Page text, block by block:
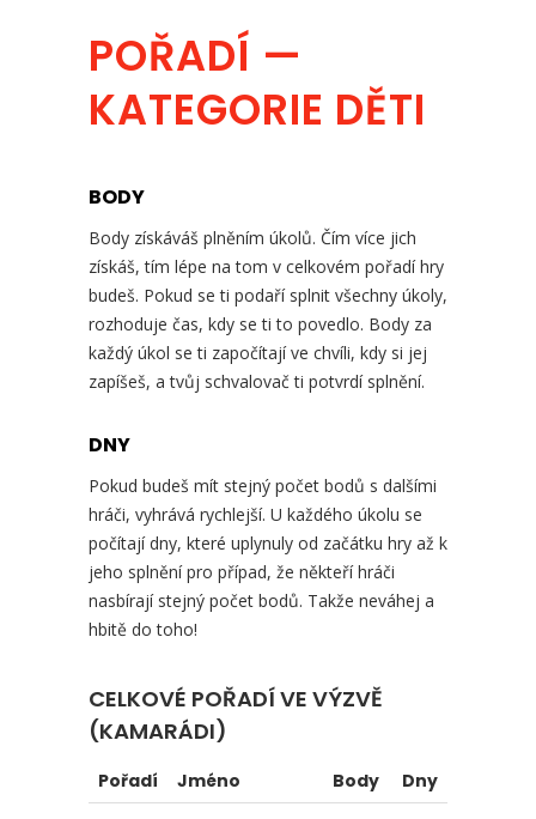
POŘADÍ —
KATEGORIE DĚTI
BODY
Body získáváš plněním úkolů. Čím více jich
získáš, tím lépe na tom v celkovém pořadí hry
budeš. Pokud se ti podaří splnit všechny úkoly,
rozhoduje čas, kdy se ti to povedlo. Body za
každý úkol se ti započítají ve chvíli, kdy si jej
zapíšeš, a tvůj schvalovač ti potvrdí splnění.
DNY
Pokud budeš mít stejný počet bodů s dalšími
hráči, vyhrává rychlejší. U každého úkolu se
počítají dny, které uplynuly od začátku hry až k
jeho splnění pro případ, že někteří hráči
nasbírají stejný počet bodů. Takže neváhej a
hbitě do toho!
CELKOVÉ POŘADÍ VE VÝZVĚ
(KAMARÁDI)
Pořadí Jméno Body
Dny